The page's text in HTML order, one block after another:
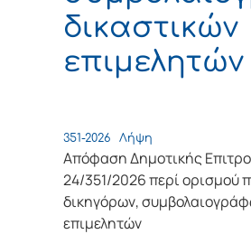
δικαστικών
επιμελητών
351-2026 Λήψη
Απόφαση Δημοτικής
24/351/2026 περί ορισμού
δικηγόρων,
επιμελητών